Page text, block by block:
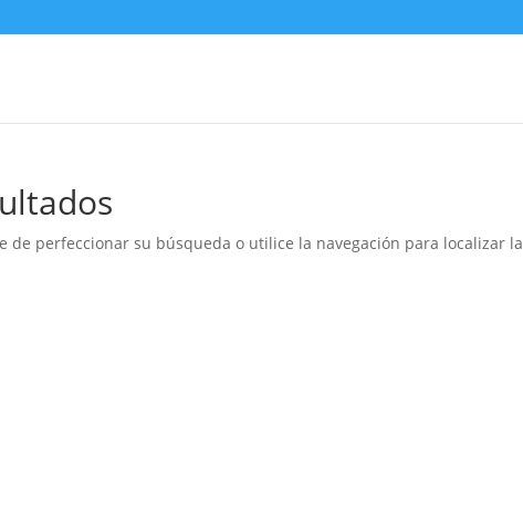
de perfeccionar su búsqueda o utilice la navegación para localizar la